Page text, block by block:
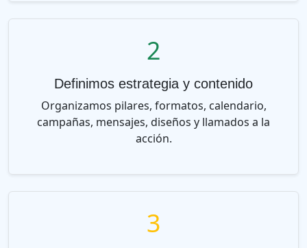
2
Definimos estrategia y contenido
Organizamos pilares, formatos, calendario,
campañas, mensajes, diseños y llamados a la
acción.
3